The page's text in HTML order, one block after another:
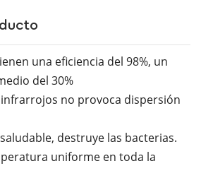
una eficiencia del 98%, un
del 30%
no provoca dispersión
destruye las bacterias.
uniforme en toda la